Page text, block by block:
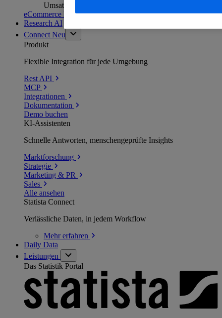
Umsatzanalysen und -prognosen
eCommerce Insights entdecken
Research AI
Connect Neu
Produkt
Flexible Integration für jede Umgebung
Rest API
MCP
Integrationen
Dokumentation
Demo buchen
KI-Assistenten
Schnelle Antworten, menschengeprüfte Insights
Marktforschung
Strategie
Marketing & PR
Sales
Alle ansehen
Statista Connect
Verlässliche Daten, in jedem Workflow
Mehrerfahren
Daily Data
Leistungen
Das Statistik Portal